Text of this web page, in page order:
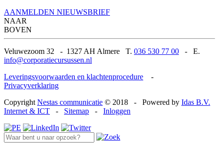
AANMELDEN NIEUWSBRIEF
NAAR
BOVEN
Veluwezoom 32 - 1327 AH Almere T. 036 530 77 00 - E.
info@corporatiecursussen.nl
Leveringsvoorwaarden en klachtenprocedure
-
Privacyverklaring
Copyright Nestas communicatie © 2018 - Powered by Idas B.V.
Internet & ICT
- Sitemap - Inloggen